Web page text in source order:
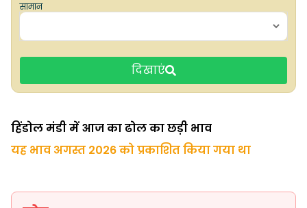
सामान
दिखाएं
हिंडोल मंडी में आज का ढोल का छड़ी भाव
यह भाव अगस्त 2026 को प्रकाशित किया गया था